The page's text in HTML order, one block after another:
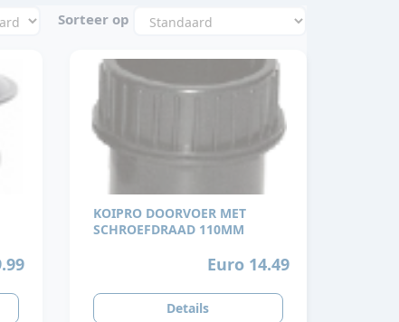
Sorteer op
KOIPRO DOORVOER MET
SCHROEFDRAAD 110MM
Euro 14.49
Details